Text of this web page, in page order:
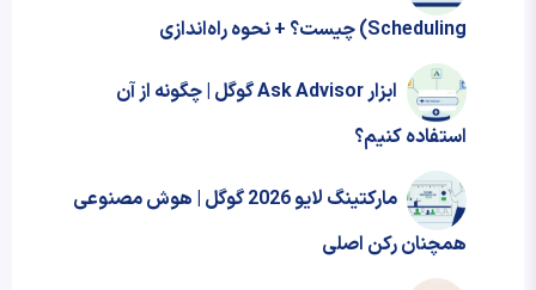
Scheduling) چیست؟ + نحوه‌ راه‌اندازی
ابزار Ask Advisor گوگل | چگونه از آن
استفاده کنیم؟
مارکتینگ لایو 2026 گوگل | هوش مصنوعی
همچنان رکن اصلی